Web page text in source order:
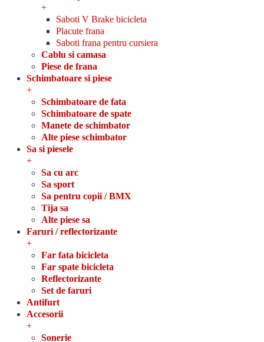
+
Saboti V Brake bicicleta
Placute frana
Saboti frana pentru cursiera
Cablu si camasa
Piese de frana
Schimbatoare si piese
+
Schimbatoare de fata
Schimbatoare de spate
Manete de schimbator
Alte piese schimbator
Sa si piesele
+
Sa cu arc
Sa sport
Sa pentru copii / BMX
Tija sa
Alte piese sa
Faruri / reflectorizante
+
Far fata bicicleta
Far spate bicicleta
Reflectorizante
Set de faruri
Antifurt
Accesorii
+
Sonerie